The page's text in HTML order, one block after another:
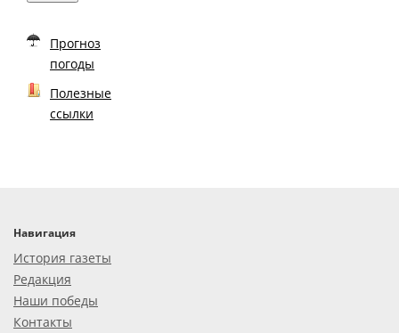
Прогноз
погоды
Полезные
ссылки
Навигация
История газеты
Редакция
Наши победы
Контакты